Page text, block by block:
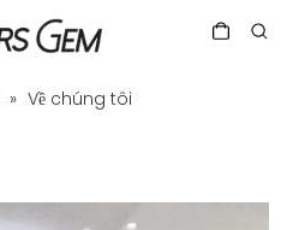
» Về chúng tôi